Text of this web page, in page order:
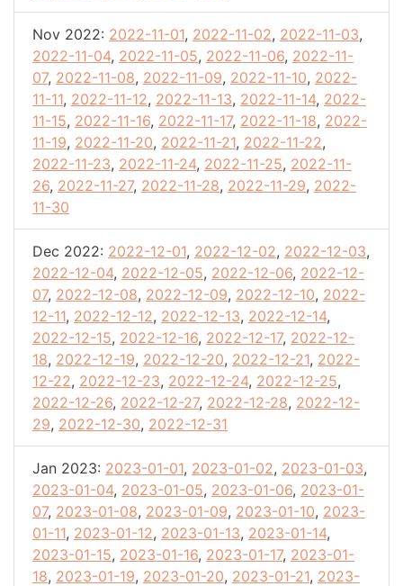
Nov 2022: 2022-11-01, 2022-11-02, 2022-11-03,
2022-11-04, 2022-11-05, 2022-11-06, 2022-11-
07, 2022-11-08, 2022-11-09, 2022-11-10, 2022-
11-11, 2022-11-12, 2022-11-13, 2022-11-14, 2022-
11-15, 2022-11-16, 2022-11-17, 2022-11-18, 2022-
11-19, 2022-11-20, 2022-11-21, 2022-11-22,
2022-11-23, 2022-11-24, 2022-11-25, 2022-11-
26, 2022-11-27, 2022-11-28, 2022-11-29, 2022-
11-30
Dec 2022: 2022-12-01, 2022-12-02, 2022-12-03,
2022-12-04, 2022-12-05, 2022-12-06, 2022-12-
07, 2022-12-08, 2022-12-09, 2022-12-10, 2022-
12-11, 2022-12-12, 2022-12-13, 2022-12-14,
2022-12-15, 2022-12-16, 2022-12-17, 2022-12-
18, 2022-12-19, 2022-12-20, 2022-12-21, 2022-
12-22, 2022-12-23, 2022-12-24, 2022-12-25,
2022-12-26, 2022-12-27, 2022-12-28, 2022-12-
29, 2022-12-30, 2022-12-31
Jan 2023: 2023-01-01, 2023-01-02, 2023-01-03,
2023-01-04, 2023-01-05, 2023-01-06, 2023-01-
07, 2023-01-08, 2023-01-09, 2023-01-10, 2023-
01-11, 2023-01-12, 2023-01-13, 2023-01-14,
2023-01-15, 2023-01-16, 2023-01-17, 2023-01-
18, 2023-01-19, 2023-01-20, 2023-01-21, 2023-